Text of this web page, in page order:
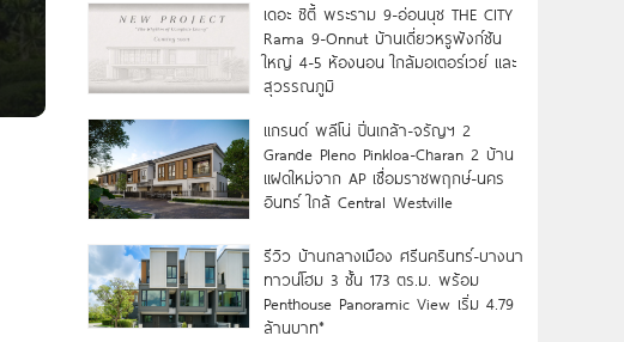
เดอะ ซิตี้ พระราม 9-อ่อนนุช THE CITY
Rama 9-Onnut บ้านเดี่ยวหรูฟังก์ชัน
ใหญ่ 4-5 ห้องนอน ใกล้มอเตอร์เวย์ และ
สุวรรณภูมิ
แกรนด์ พลีโน่ ปิ่นเกล้า-จรัญฯ 2
Grande Pleno Pinkloa-Charan 2 บ้าน
แฝดใหม่จาก AP เชื่อมราชพฤกษ์-นคร
อินทร์ ใกล้ Central Westville
รีวิว บ้านกลางเมือง ศรีนครินทร์-บางนา
ทาวน์โฮม 3 ชั้น 173 ตร.ม. พร้อม
Penthouse Panoramic View เริ่ม 4.79
ล้านบาท*